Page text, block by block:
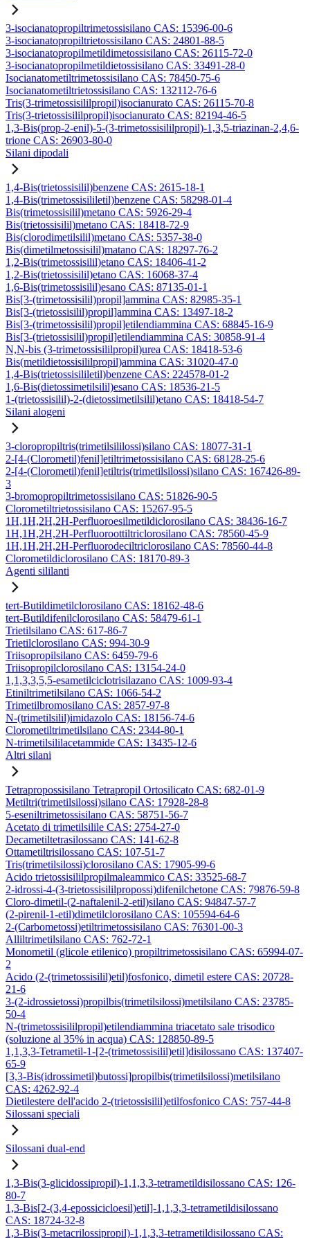
3-isocianatopropiltrimetossisilano CAS: 15396-00-6
3-isocianatopropiltrietossisilano CAS: 24801-88-5
3-isocianatopropilmetildimetossisilano CAS: 26115-72-0
3-isocianatopropilmetildietossisilano CAS: 33491-28-0
Isocianatometiltrimetossisilano CAS: 78450-75-6
Isocianatometiltrietossisilano CAS: 132112-76-6
Tris(3-trimetossisililpropil)isocianurato CAS: 26115-70-8
Tris(3-trietossisililpropil)isocianurato CAS: 82194-46-5
1,3-Bis(prop-2-enil)-5-(3-trimetossisililpropil)-1,3,5-triazinan-2,4,6-
trione CAS: 26903-80-0
Silani dipodali
1,4-Bis(trietossisilil)benzene CAS: 2615-18-1
1,4-Bis(trimetossisililetil)benzene CAS: 58298-01-4
Bis(trimetossisilil)metano CAS: 5926-29-4
Bis(trietossisilil)metano CAS: 18418-72-9
Bis(clorodimetilsilil)metano CAS: 5357-38-0
Bis(dimetilmetossisilil)matano CAS: 18297-76-2
1,2-Bis(trimetossisilil)etano CAS: 18406-41-2
1,2-Bis(trietossisilil)etano CAS: 16068-37-4
1,6-Bis(trimetossisilil)esano CAS: 87135-01-1
Bis[3-(trimetossisilil)propil]ammina CAS: 82985-35-1
Bis[3-(trietossisilil)propil]ammina CAS: 13497-18-2
Bis[3-(trimetossisilil)propil]etilendiammina CAS: 68845-16-9
Bis[3-(trietossisilil)propil]etilendiammina CAS: 30858-91-4
N,N-bis (3-trimetossisililpropil)urea CAS: 18418-53-6
Bis(metildietossisililpropil)ammina CAS: 31020-47-0
1,4-Bis(trietossisililetil)benzene CAS: 224578-01-2
1,6-Bis(dietossimetilsilil)esano CAS: 18536-21-5
1-(trietossisilil)-2-(dietossimetilsilil)etano CAS: 18418-54-7
Silani alogeni
3-cloropropiltris(trimetilsililossi)silano CAS: 18077-31-1
2-[4-(Clorometil)fenil]etiltrimetossisilano CAS: 68128-25-6
2-[4-(Clorometil)fenil]etiltris(trimetilsilossi)silano CAS: 167426-89-
3
3-bromopropiltrimetossisilano CAS: 51826-90-5
Clorometiltrietossisilano CAS: 15267-95-5
1H,1H,2H,2H-Perfluoroesilmetildiclorosilano CAS: 38436-16-7
1H,1H,2H,2H-Perfluoroottiltriclorosilano CAS: 78560-45-9
1H,1H,2H,2H-Perfluorodeciltriclorosilano CAS: 78560-44-8
Clorometildiclorosilano CAS: 18170-89-3
Agenti sililanti
tert-Butildimetilclorosilano CAS: 18162-48-6
tert-Butildifenilclorosilano CAS: 58479-61-1
Trietilsilano CAS: 617-86-7
Trietilclorosilano CAS: 994-30-9
Triisopropilsilano CAS: 6459-79-6
Triisopropilclorosilano CAS: 13154-24-0
1,1,3,3,5,5-esametilciclotrisilazano CAS: 1009-93-4
Etiniltrimetilsilano CAS: 1066-54-2
Trimetilbromosilano CAS: 2857-97-8
N-(trimetilsilil)imidazolo CAS: 18156-74-6
Clorometiltrimetilsilano CAS: 2344-80-1
N-trimetilsililacetammide CAS: 13435-12-6
Altri silani
Tetrapropossisilano Tetrapropil Ortosilicato CAS: 682-01-9
Metiltri(trimetilsilossi)silano CAS: 17928-28-8
5-eseniltrimetossisilano CAS: 58751-56-7
Acetato di trimetilsilile CAS: 2754-27-0
Decametiltetrasilossano CAS: 141-62-8
Ottametiltrisilossano CAS: 107-51-7
Tris(trimetilsilossi)clorosilano CAS: 17905-99-6
Acido trietossisililpropilmaleammico CAS: 33525-68-7
2-idrossi-4-(3-trietossisililpropossi)difenilchetone CAS: 79876-59-8
Cloro-dimetil-(2-naftalenil-2-etil)silano CAS: 94847-57-7
(2-pirenil-1-etil)dimetilclorosilano CAS: 105594-64-6
2-(Carbometossi)etiltrimetossisilano CAS: 76301-00-3
Alliltrimetilsilano CAS: 762-72-1
Monometil (glicole etilenico) propiltrimetossisilano CAS: 65994-07-
2
Acido (2-(trimetossisilil)etil)fosfonico, dimetil estere CAS: 20728-
21-6
3-(2-idrossietossi)propilbis(trimetilsilossi)metilsilano CAS: 23785-
50-4
N-(trimetossisililpropil)etilendiammina triacetato sale trisodico
(soluzione al 35% in acqua) CAS: 128850-89-5
1,1,3,3-Tetrametil-1-[2-(trimetossisilil)etil]disilossano CAS: 137407-
65-9
[3,3-Bis(idrossimetil)butossi]propilbis(trimetilsilossi)metilsilano
CAS: 4262-92-4
Dietilestere dell'acido 2-(trietossisilil)etilfosfonico CAS: 757-44-8
Silossani speciali
Silossani dual-end
1,3-Bis(3-glicidossipropil)-1,1,3,3-tetrametildisilossano CAS: 126-
80-7
1,3-Bis[2-(3,4-epossicicloesil)etil]-1,1,3,3-tetrametildisilossano
CAS: 18724-32-8
1,3-Bis(3-metacrilossipropil)-1,1,3,3-tetrametildisilossano CAS: